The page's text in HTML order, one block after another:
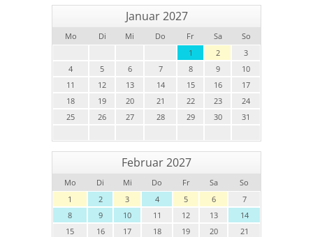
Januar 2027
Mo Di Mi Do Fr Sa
So
1
2
3
4
5 6 7 8 9
10
11
12 13 14 15 16
17
18
19 20 21 22 23
24
25
26 27 28 29 30 31
Februar 2027
Mo Di Mi Do Fr Sa
So
1
2 3 4 5 6
7
8
9 10 11 12 13
14
15
16 17 18 19 20
21